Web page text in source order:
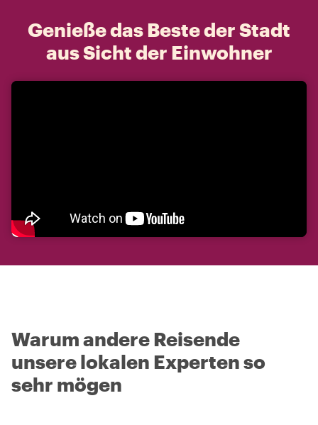
Genieße das Beste der Stadt
aus Sicht der Einwohner
Warum andere Reisende
unsere lokalen Experten so
sehr mögen